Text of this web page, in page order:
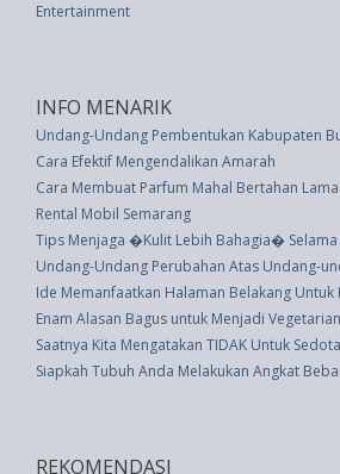
Entertainment
INFO MENARIK
Undang-Undang Pembentukan Kabupaten
Cara Efektif Mengendalikan Amarah
Cara Membuat Parfum Mahal Bertahan Lama
Rental Mobil Semarang
Tips Menjaga �Kulit Lebih Bahagia� Selama
Undang-Undang Perubahan Atas Undang-
Ide Memanfaatkan Halaman Belakang Untuk
Enam Alasan Bagus untuk Menjadi Vegetarian
Saatnya Kita Mengatakan TIDAK Untuk
Siapkah Tubuh Anda Melakukan Angkat Beban
REKOMENDASI